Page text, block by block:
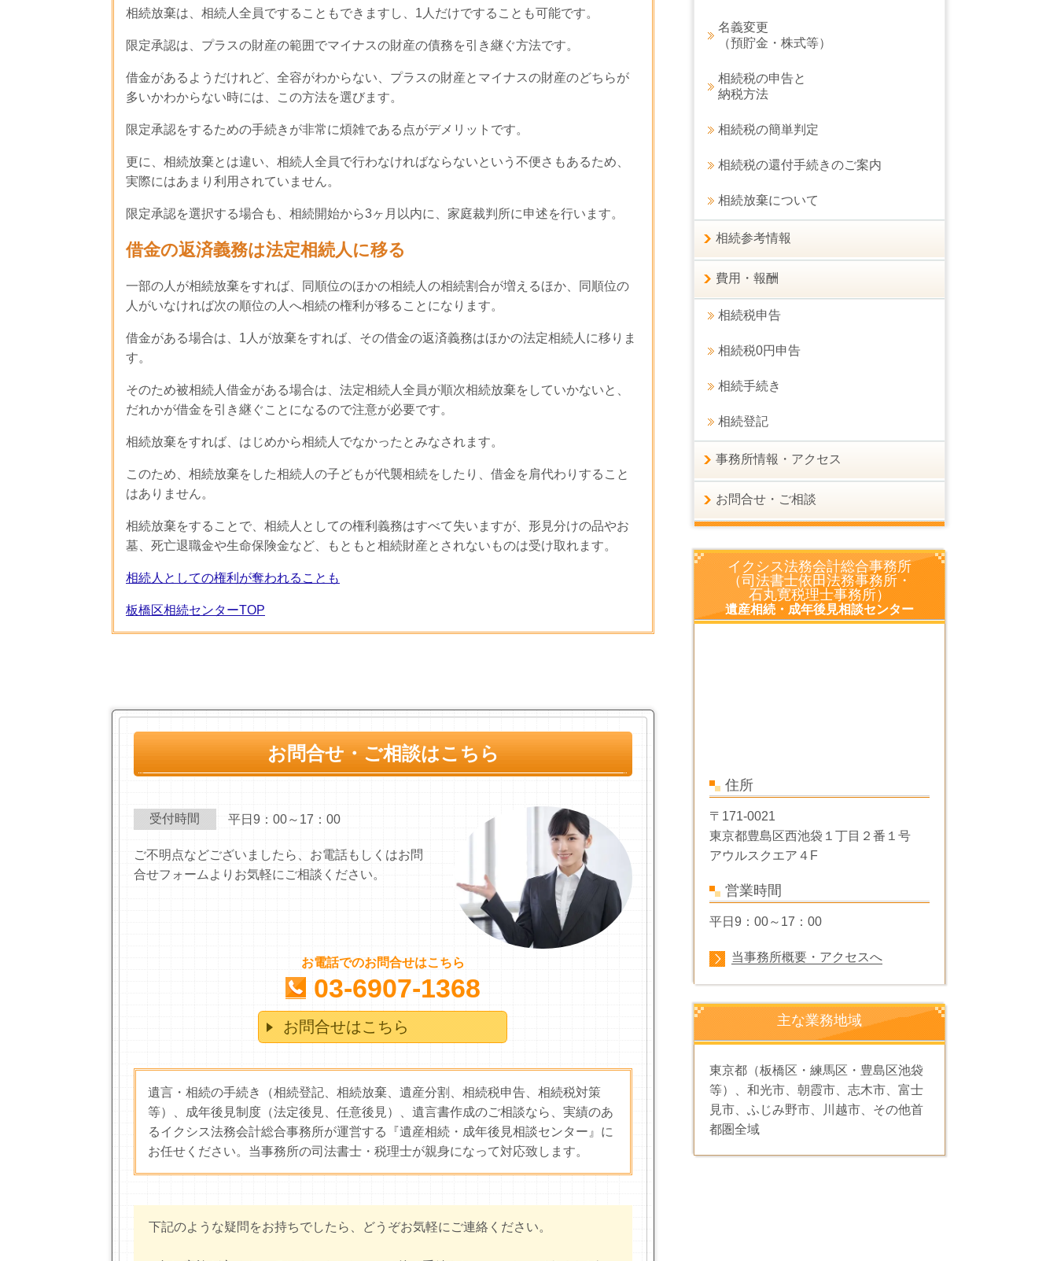
相続放棄は、相続人全員ですることもできますし、1人だけですることも可能です。
限定承認は、プラスの財産の範囲でマイナスの財産の債務を引き継ぐ方法です。
借金があるようだけれど、全容がわからない、プラスの財産とマイナスの財産のどちらが
多いかわからない時には、この方法を選びます。
限定承認をするための手続きが非常に煩雑である点がデメリットです。
更に、相続放棄とは違い、相続人全員で行わなければならないという不便さもあるため、
実際にはあまり利用されていません。
限定承認を選択する場合も、相続開始から3ヶ月以内に、家庭裁判所に申述を行います。
借金の返済義務は法定相続人に移る
一部の人が相続放棄をすれば、同順位のほかの相続人の相続割合が増えるほか、同順位の
人がいなければ次の順位の人へ相続の権利が移ることになります。
借金がある場合は、1人が放棄をすれば、その借金の返済義務はほかの法定相続人に移りま
す。
そのため被相続人借金がある場合は、法定相続人全員が順次相続放棄をしていかないと、
だれかが借金を引き継ぐことになるので注意が必要です。
相続放棄をすれば、はじめから相続人でなかったとみなされます。
このため、相続放棄をした相続人の子どもが代襲相続をしたり、借金を肩代わりすること
はありません。
相続放棄をすることで、相続人としての権利義務はすべて失いますが、形見分けの品やお
墓、死亡退職金や生命保険金など、もともと相続財産とされないものは受け取れます。
相続人としての権利が奪われることも
板橋区相続センターTOP
お問合せ・ご相談はこちら
受付時間 平日9：00～17：00
ご不明点などございましたら、お電話もしくはお問
合せフォームよりお気軽にご相談ください。
お電話でのお問合せはこちら
03-6907-1368
お問合せはこちら
遺言・相続の手続き（相続登記、相続放棄、遺産分割、相続税申告、相続税対策
等）、成年後見制度（法定後見、任意後見）、遺言書作成のご相談なら、実績のあ
るイクシス法務会計総合事務所が運営する『遺産相続・成年後見相談センター』に
お任せください。当事務所の司法書士・税理士が親身になって対応致します。
下記のような疑問をお持ちでしたら、どうぞお気軽にご連絡ください。
名義変更
（預貯金・株式等）
相続税の申告と
納税方法
相続税の簡単判定
相続税の還付手続きのご案内
相続放棄について
相続参考情報
費用・報酬
相続税申告
相続税0円申告
相続手続き
相続登記
事務所情報・アクセス
お問合せ・ご相談
イクシス法務会計総合事務所
（司法書士依田法務事務所・
石丸寛税理士事務所）
遺産相続・成年後見相談センター
住所
〒171-0021
東京都豊島区西池袋１丁目２番１号
アウルスクエア４F
営業時間
平日9：00～17：00
当事務所概要・アクセスへ
主な業務地域
東京都（板橋区・練馬区・豊島区池袋
等）、和光市、朝霞市、志木市、富士
見市、ふじみ野市、川越市、その他首
都圏全域